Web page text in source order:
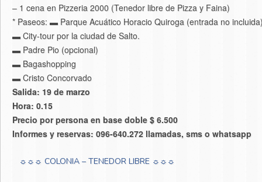
– 1 cena en Pizzeria 2000 (Tenedor libre de Pizza y Faina)
* Paseos: ▬ Parque Acuático Horacio Quiroga (entrada no
▬ City-tour por la ciudad de Salto.
▬ Padre Pio (opcional)
▬ Bagashopping
▬ Cristo Concorvado
Salida: 19 de marzo
Hora: 0.15
Precio por persona en base doble $ 6.500
Informes y reservas: 096-640.272 llamadas, sms o whatsapp
☼☼☼ COLONIA – TENEDOR LIBRE ☼☼☼